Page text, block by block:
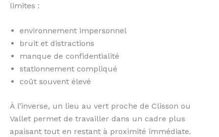
limites :
environnement impersonnel
bruit et distractions
manque de confidentialité
stationnement compliqué
coût souvent élevé
À l’inverse, un lieu au vert proche de Clisson ou
Vallet permet de travailler dans un cadre plus
apaisant tout en restant à proximité immédiate.